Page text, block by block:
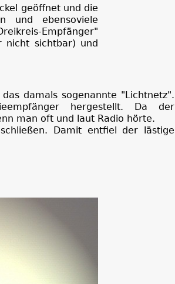
geöffnet und die
und ebensoviele
Empfänger"
nicht sichtbar) und
damals sogenannte "Lichtnetz".
hergestellt. Da der
man oft und laut Radio hörte.
Damit entfiel der lästige